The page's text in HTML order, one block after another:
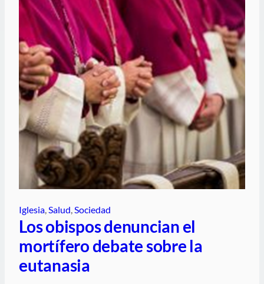
Iglesia, Salud, Sociedad
Los obispos denuncian el
mortífero debate sobre la
eutanasia